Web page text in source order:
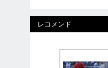
レコメンド